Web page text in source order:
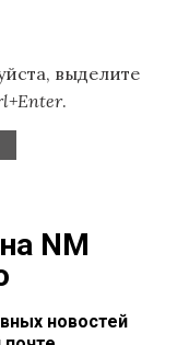
выделите
.
NM
новостей